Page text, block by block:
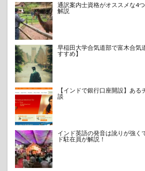
通訳案内士資格がオススメな4
解説
早稲田大学合気道部で富木合気
すすめ】
【インドで銀行口座開設】あ
談
インド英語の発音は訛りが強く
ド駐在員が解説！